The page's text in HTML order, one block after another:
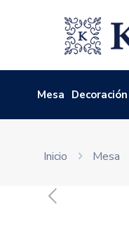
Mesa Decoración
Inicio Mesa